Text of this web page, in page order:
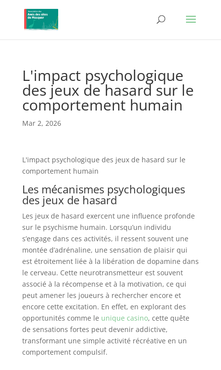
L'impact psychologique
des jeux de hasard sur le
comportement humain
Mar 2, 2026
L'impact psychologique des jeux de hasard sur le
comportement humain
Les mécanismes psychologiques
des jeux de hasard
Les jeux de hasard exercent une influence profonde
sur le psychisme humain. Lorsqu’un individu
s’engage dans ces activités, il ressent souvent une
montée d’adrénaline, une sensation de plaisir qui
est étroitement liée à la libération de dopamine dans
le cerveau. Cette neurotransmetteur est souvent
associé à la récompense et à la motivation, ce qui
peut amener les joueurs à rechercher encore et
encore cette excitation. En effet, en explorant des
opportunités comme le unique casino, cette quête
de sensations fortes peut devenir addictive,
transformant une simple activité récréative en un
comportement compulsif.